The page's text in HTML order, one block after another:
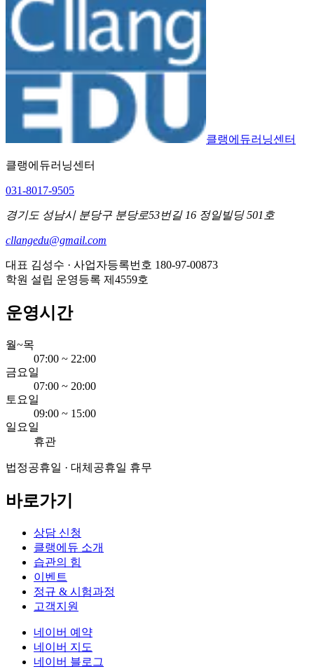
클랭에듀러닝센터
클랭에듀러닝센터
031-8017-9505
경기도 성남시 분당구 분당로53번길 16 정일빌딩 501호
cllangedu@gmail.com
대표 김성수 · 사업자등록번호 180-97-00873
학원 설립 운영등록 제4559호
운영시간
월~목
07:00 ~ 22:00
금요일
07:00 ~ 20:00
토요일
09:00 ~ 15:00
일요일
휴관
법정공휴일 · 대체공휴일 휴무
바로가기
상담 신청
클랭에듀 소개
습관의 힘
이벤트
정규 & 시험과정
고객지원
네이버 예약
네이버 지도
네이버 블로그